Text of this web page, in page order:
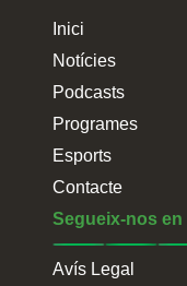
Inici
Notícies
Podcasts
Programes
Esports
Contacte
Segueix-nos
Avís Legal